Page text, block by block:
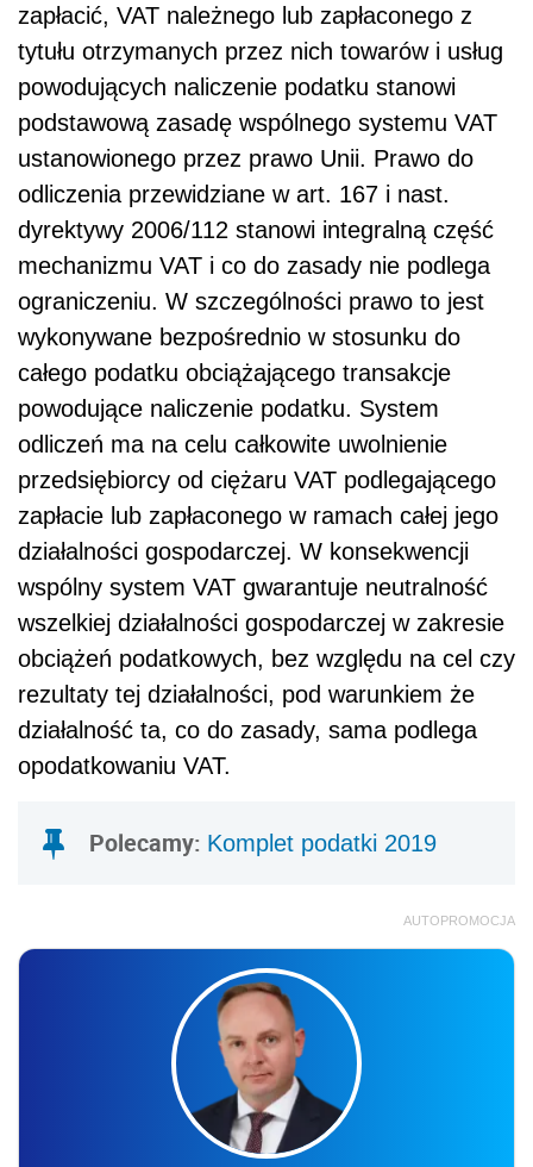
zapłacić, VAT należnego lub zapłaconego z
tytułu otrzymanych przez nich towarów i usług
powodujących naliczenie podatku stanowi
podstawową zasadę wspólnego systemu VAT
ustanowionego przez prawo Unii. Prawo do
odliczenia przewidziane w art. 167 i nast.
dyrektywy 2006/112 stanowi integralną część
mechanizmu VAT i co do zasady nie podlega
ograniczeniu. W szczególności prawo to jest
wykonywane bezpośrednio w stosunku do
całego podatku obciążającego transakcje
powodujące naliczenie podatku. System
odliczeń ma na celu całkowite uwolnienie
przedsiębiorcy od ciężaru VAT podlegającego
zapłacie lub zapłaconego w ramach całej jego
działalności gospodarczej. W konsekwencji
wspólny system VAT gwarantuje neutralność
wszelkiej działalności gospodarczej w zakresie
obciążeń podatkowych, bez względu na cel czy
rezultaty tej działalności, pod warunkiem że
działalność ta, co do zasady, sama podlega
opodatkowaniu VAT.
Polecamy: Komplet podatki 2019
AUTOPROMOCJA